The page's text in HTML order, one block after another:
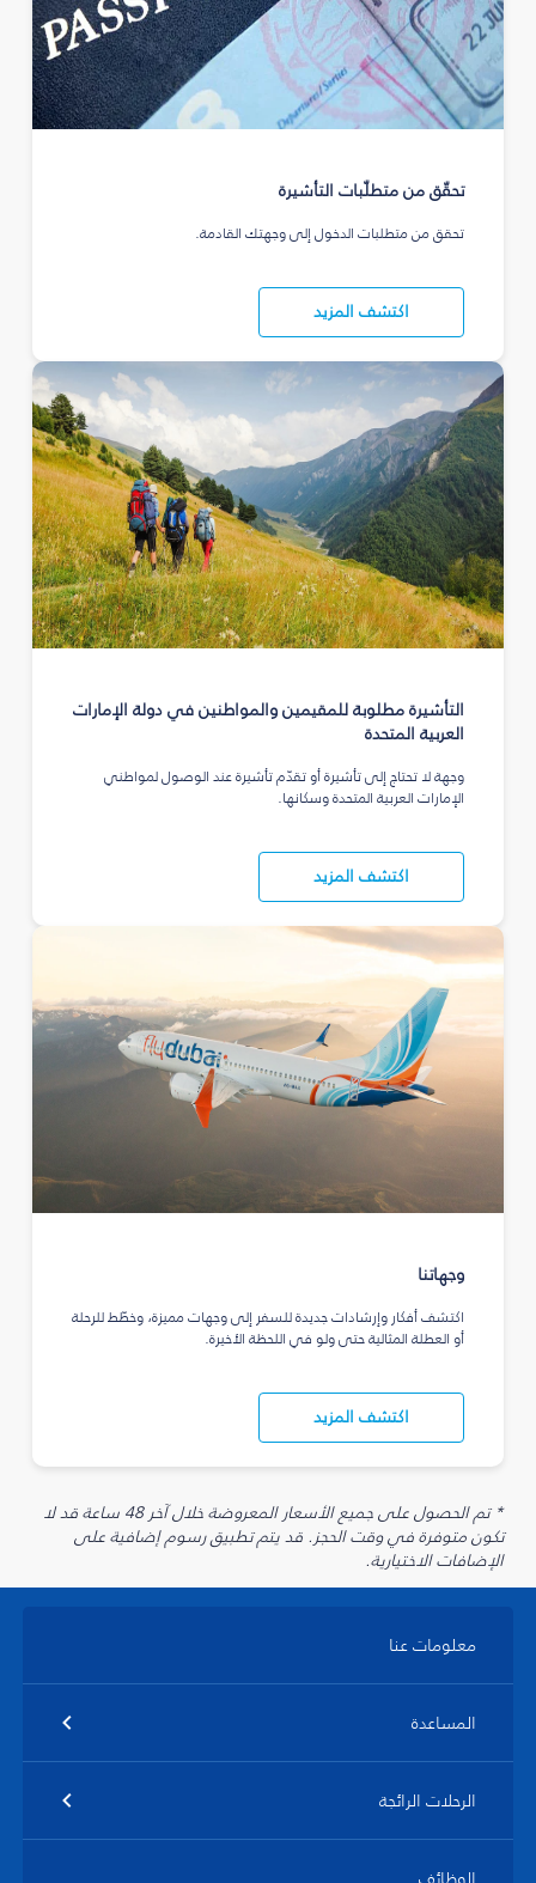
تحقّق من متطلّبات التأشيرة
تحقق من متطلبات الدخول إلى وجهتك القادمة.
اكتشف المزيد
التأشيرة مطلوبة للمقيمين والمواطنين في دولة الإمارات
العربية المتحدة
وجهة لا تحتاج إلى تأشيرة أو تقدّم تأشيرة عند الوصول لمواطني
الإمارات العربية المتحدة وسكانها.
اكتشف المزيد
وجهاتنا
اكتشف أفكار وإرشادات جديدة للسفر إلى وجهات مميزة، وخطّط للرحلة
أو العطلة المثالية حتى ولو في اللحظة الأخيرة.
اكتشف المزيد
* تم الحصول على جميع الأسعار المعروضة خلال آخر 48 ساعة قد لا
تكون متوفرة في وقت الحجز. قد يتم تطبيق رسوم إضافية على
الإضافات الاختيارية.
معلومات عنا
المساعدة
الرحلات الرائجة